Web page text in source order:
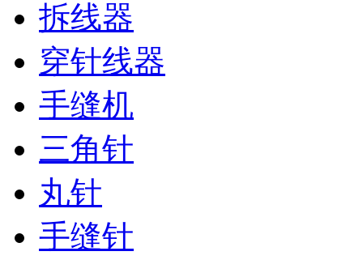
拆线器
穿针线器
手缝机
三角针
丸针
手缝针